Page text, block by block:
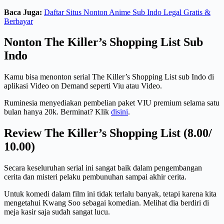
Baca Juga: Daftar Situs Nonton Anime Sub Indo Legal Gratis &
Berbayar
Nonton The Killer’s Shopping List Sub
Indo
Kamu bisa menonton serial The Killer’s Shopping List sub Indo di
aplikasi Video on Demand seperti Viu atau Video.
Ruminesia menyediakan pembelian paket VIU premium selama satu
bulan hanya 20k. Berminat? Klik disini.
Review The Killer’s Shopping List (8.00/
10.00)
Secara keseluruhan serial ini sangat baik dalam pengembangan
cerita dan misteri pelaku pembunuhan sampai akhir cerita.
Untuk komedi dalam film ini tidak terlalu banyak, tetapi karena kita
mengetahui Kwang Soo sebagai komedian. Melihat dia berdiri di
meja kasir saja sudah sangat lucu.